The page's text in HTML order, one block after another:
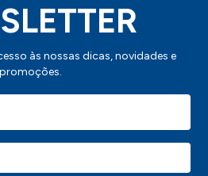
às nossas dicas, novidades e
promoções.